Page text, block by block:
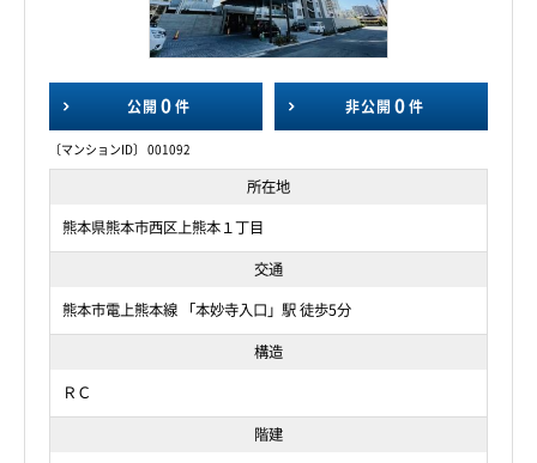
公開 0 件 非公開 0 件
〔マンションID〕 001092
所在地
熊本県熊本市西区上熊本１丁目
交通
熊本市電上熊本線 「本妙寺入口」駅 徒歩5分
構造
ＲＣ
階建